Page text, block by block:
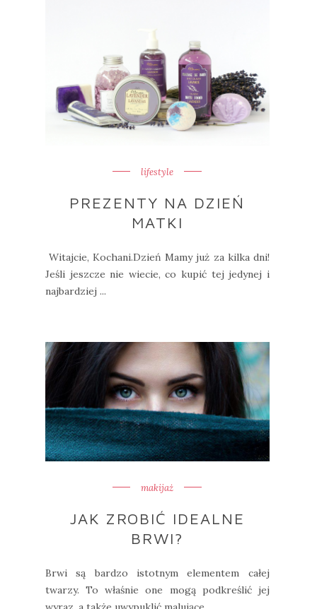
lifestyle
PREZENTY NA DZIEŃ
MATKI
Witajcie, Kochani.Dzień Mamy już za kilka dni!
Jeśli jeszcze nie wiecie, co kupić tej jedynej i
najbardziej ...
makijaż
JAK ZROBIĆ IDEALNE
BRWI?
Brwi są bardzo istotnym elementem całej
twarzy. To właśnie one mogą podkreślić jej